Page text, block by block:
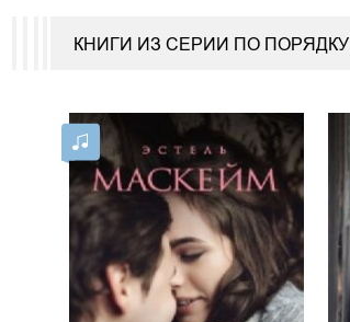
КНИГИ ИЗ СЕРИИ ПО ПОРЯДКУ